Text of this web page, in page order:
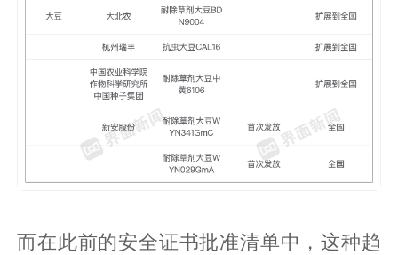
而在此前的安全证书批准清单中，这种趋